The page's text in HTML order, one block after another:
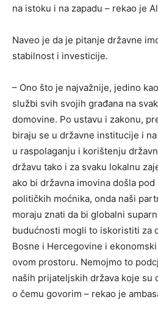
na istoku i na zapadu – rekao je
Naveo je da je pitanje državne
stabilnost i investicije.
– Ono što je najvažnije, jedino
službi svih svojih građana na
domovine. Po ustavu i zakonu,
biraju se u državne institucije i
u raspolaganju i korištenju
državu tako i za svaku lokalnu
ako bi državna imovina došla
političkih moćnika, onda naši
moraju znati da bi globalni
budućnosti mogli to iskoristiti za
Bosne i Hercegovine i
ovom prostoru. Nemojmo to
naših prijateljskih država koje su
o čemu govorim – rekao je